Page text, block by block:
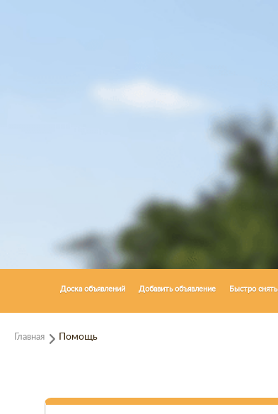
Доска объявлений Добавить объявление Быстро снять
Главная Помощь